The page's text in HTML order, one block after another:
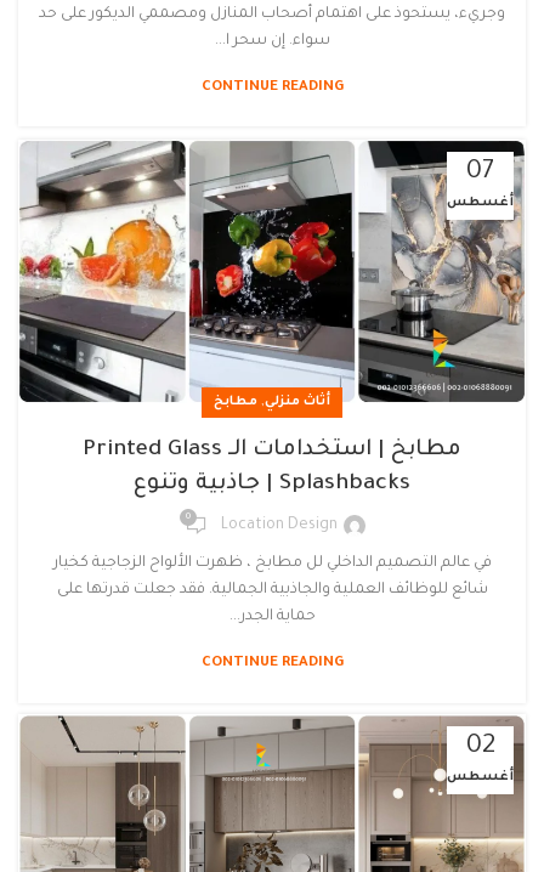
وجريء، يستحوذ على اهتمام أصحاب المنازل ومصممي الديكور على حد
سواء. إن سحر ا...
CONTINUE READING
07
أغسطس
أثاث منزلي, مطابخ
مطابخ | استخدامات الـ Printed Glass
Splashbacks | جاذبية وتنوع
Location Design
0
في عالم التصميم الداخلي لل مطابخ ، ظهرت الألواح الزجاجية كخيار
شائع للوظائف العملية والجاذبية الجمالية. فقد جعلت قدرتها على
حماية الجدر...
CONTINUE READING
02
أغسطس